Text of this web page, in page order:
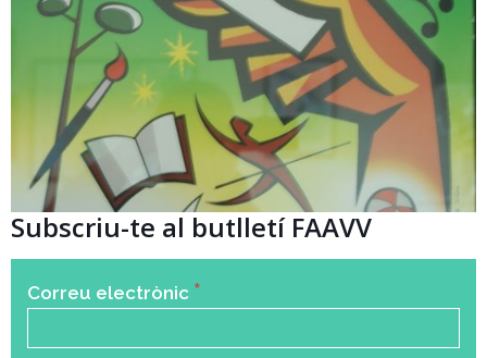
Subscriu-te al butlletí FAAVV
Correu electrònic *